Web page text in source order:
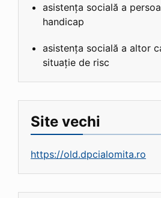
asistența socială a
handicap
asistența socială a altor
situație de risc
Site vechi
https://old.dpcialomita.ro